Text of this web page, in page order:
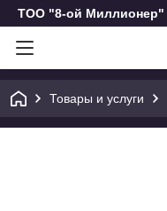
ТОО "8-ой Миллионер"
Товары и услуги